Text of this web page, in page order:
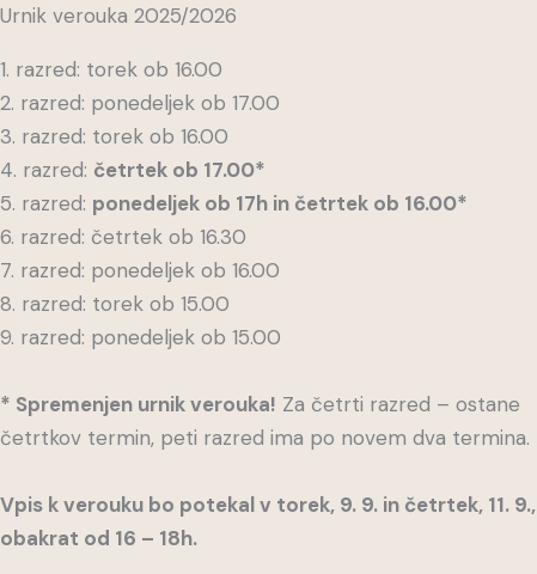
Urnik verouka 2025/2026
1. razred: torek ob 16.00
2. razred: ponedeljek ob 17.00
3. razred: torek ob 16.00
4. razred: četrtek ob 17.00*
5. razred: ponedeljek ob 17h in četrtek ob 16.00*
6. razred: četrtek ob 16.30
7. razred: ponedeljek ob 16.00
8. razred: torek ob 15.00
9. razred: ponedeljek ob 15.00
* Spremenjen urnik verouka! Za četrti razred – ostane
četrtkov termin, peti razred ima po novem dva termina.
Vpis k verouku bo potekal v torek, 9. 9. in četrtek, 11. 9.,
obakrat od 16 – 18h.